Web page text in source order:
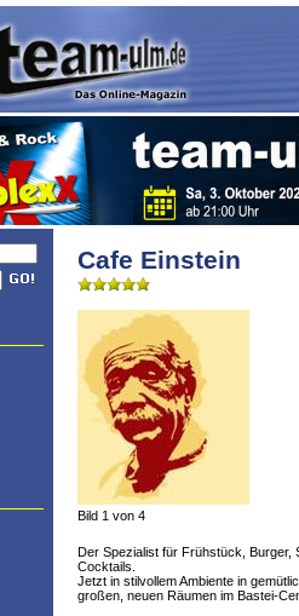
Cafe Einstein
Bild 1 von 4
Der Spezialist für Frühstück, Burger,
Cocktails.
Jetzt in stilvollem Ambiente in
großen, neuen Räumen im Bastei-